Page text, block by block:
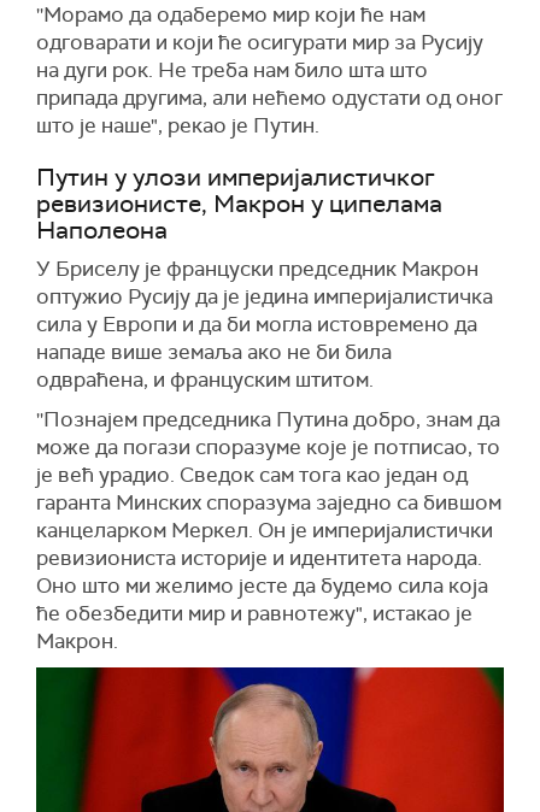
''Морамо да одаберемо мир који ће нам
одговарати и који ће осигурати мир за Русију
на дуги рок. Не треба нам било шта што
припада другима, али нећемо одустати од оног
што је наше", рекао је Путин.
Путин у улози империјалистичког
ревизионисте, Макрон у ципелама
Наполеона
У Бриселу је француски председник Макрон
оптужио Русију да је једина империјалистичка
сила у Европи и да би могла истовремено да
нападе више земаља ако не би била
одвраћена, и француским штитом.
''Познајем председника Путина добро, знам да
може да погази споразуме које је потписао, то
је већ урадио. Сведок сам тога као један од
гаранта Минских споразума заједно са бившом
канцеларком Меркел. Он је империјалистички
ревизиониста историје и идентитета народа.
Оно што ми желимо јесте да будемо сила која
ће обезбедити мир и равнотежу", истакао је
Макрон.